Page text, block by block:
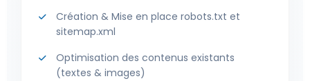
Création & Mise en place robots.txt et
sitemap.xml
Optimisation des contenus existants
(textes & images)